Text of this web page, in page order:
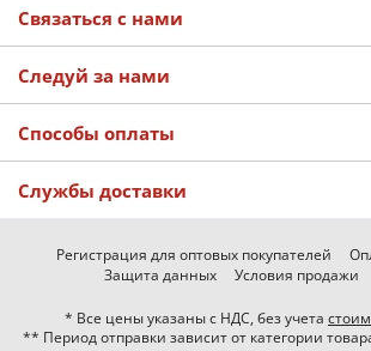
Связаться с нами
Следуй за нами
Способы оплаты
Службы доставки
Регистрация для оптовых покупателей
Защита данных
Условия продажи
* Все цены указаны с НДС, без учета
** Период отправки зависит от категории